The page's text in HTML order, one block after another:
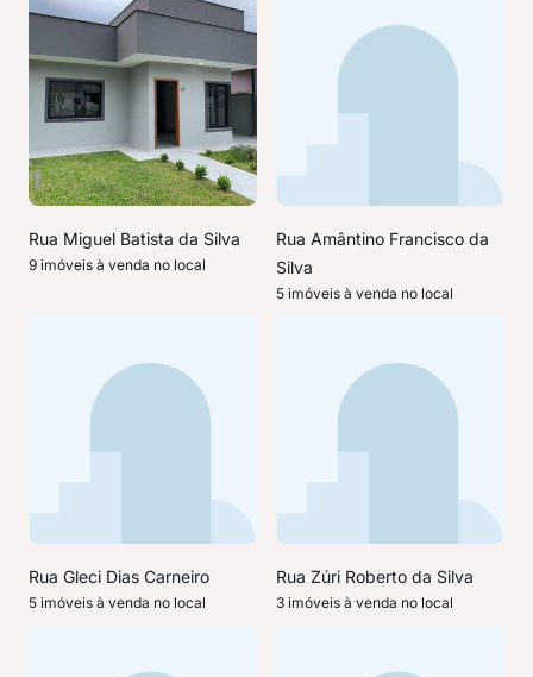
Rua Miguel Batista da Silva
9 imóveis à venda no local
Rua Amântino Francisco da
Silva
5 imóveis à venda no local
Rua Gleci Dias Carneiro
5 imóveis à venda no local
Rua Zúri Roberto da Silva
3 imóveis à venda no local